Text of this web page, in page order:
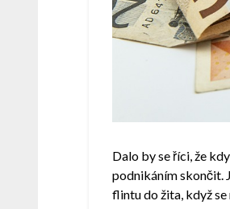
Dalo by se říci, že
podnikáním skončit.
flintu do žita, když